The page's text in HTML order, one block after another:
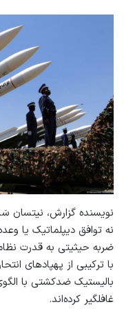
نویسنده گزارش، نیتسان
نه توافق دیپلماتیک یا
ضربه حیثیتی به قدرت
با ترکیبی از پهپادهای
بالیستیک ضدکشتی با
غافلگیر کرده‌اند.